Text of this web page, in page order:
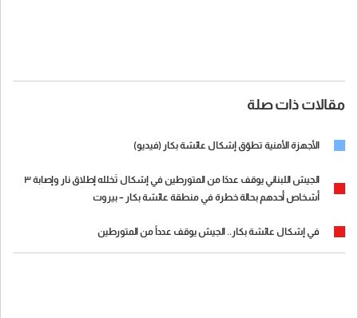
مقالات ذات صلة
الأجهزة الأمنية تطوّق إشكال عائشة بكار (فيديو)
الجيش اللبناني يوقف عددًا من المتورطين في إشكال تَخلله إطلاق نار وإصابة ٣
أشخاص أحدهم بحالة خطرة في منطقة عائشة بكار – بيروت
في إشكال عائشة بكار.. الجيش يوقف عدداً من المتورطين